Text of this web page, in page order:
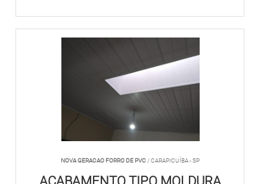
NOVA GERACAO FORRO DE PVC/ CARAPICUÍBA - SP